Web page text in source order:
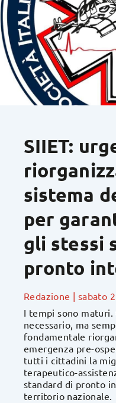
SIIET:
sistema
per
gli stessi
pronto
Redazione | sabato
I tempi sono
necessario, ma
fondamentale
emergenza pre-
tutti i cittadini la
terapeutico-
standard di pronto
territorio nazionale.